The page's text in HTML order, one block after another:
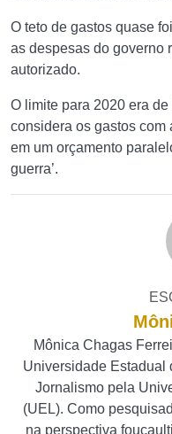
O teto de gastos quase
as despesas do governo
autorizado.
O limite para 2020 era
considera os gastos
em um orçamento
guerra’.
Mônica Chagas
Universidade Estadual
Jornalismo pela
(UEL). Como
na perspectiva